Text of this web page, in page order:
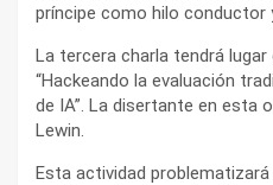
príncipe como hilo
La tercera charla tendrá
“Hackeando la evaluación
de IA”. La disertante en esta
Lewin.
Esta actividad